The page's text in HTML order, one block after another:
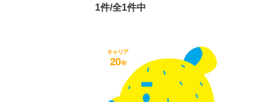
1件/全1件中
キャリア
20年